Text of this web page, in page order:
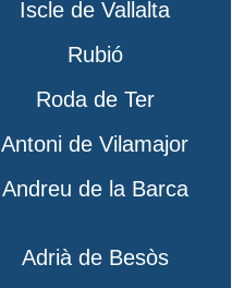
Iscle de Vallalta
Rubió
Roda de Ter
Antoni de Vilamajor
Andreu de la Barca
Adrià de Besòs